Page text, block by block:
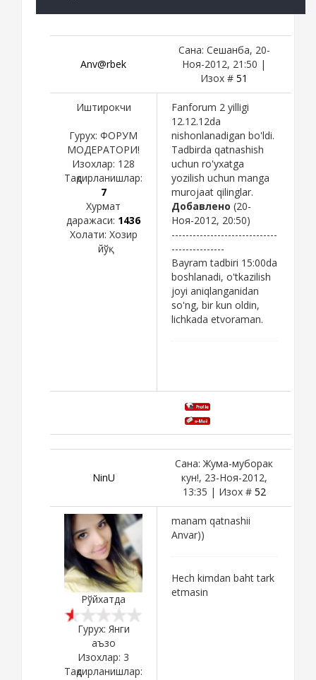
Anv@rbek
Сана: Сешанба, 20-
Ноя-2012, 21:50 |
Изох # 51
Иштирокчи
Гурух: ФОРУМ
МОДЕРАТОРИ!
Изохлар: 128
Тақдирланишлар:
7
Хурмат
даражаси: 1436
Холати: Хозир
йўқ
Fanforum 2 yilligi
12.12.12da
nishonlanadigan bo'ldi.
Tadbirda qatnashish
uchun ro'yxatga
yozilish uchun manga
murojaat qilinglar.
Добавлено (20-
Ноя-2012, 20:50)
------------------------------
---------------
Bayram tadbiri 15:00da
boshlanadi, o'tkazilish
joyi aniqlanganidan
so'ng, bir kun oldin,
lichkada etvoraman.
NinU
Сана: Жума-муборак
кун!, 23-Ноя-2012,
13:35 | Изох # 52
Рўйхатда
Гурух: Янги
аъзо
Изохлар: 3
Тақдирланишлар:
manam qatnashii
Anvar))
Hech kimdan baht tark
etmasin